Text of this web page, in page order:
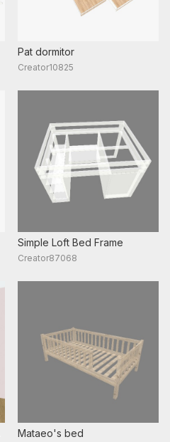
Pat dormitor
Creator10825
Simple Loft Bed Frame
Creator87068
Mataeo's bed